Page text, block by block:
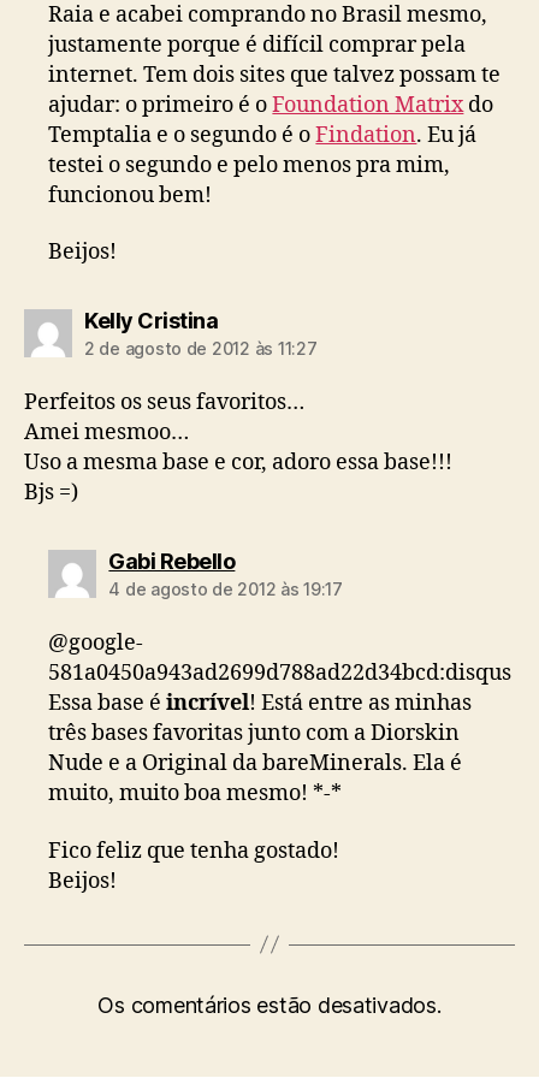
Raia e acabei comprando no Brasil mesmo,
justamente porque é difícil comprar pela
internet. Tem dois sites que talvez possam te
ajudar: o primeiro é oFoundation Matrixdo
Temptalia e o segundo é oFindation. Eu já
testei o segundo e pelo menos pra mim,
funcionou bem!
Beijos!
Kelly Cristinadiz:
2 de agosto de 2012 às 11:27
Perfeitos os seus favoritos…
Amei mesmoo…
Uso a mesma base e cor, adoro essa base!!!
Bjs =)
Gabi Rebellodiz:
4 de agosto de 2012 às 19:17
@google-
581a0450a943ad2699d788ad22d34bcd:disqus
Essa base éincrível! Está entre as minhas
três bases favoritas junto com a Diorskin
Nude e a Original da bareMinerals. Ela é
muito, muito boa mesmo! *-*
Fico feliz que tenha gostado!
Beijos!
Os comentários estão desativados.